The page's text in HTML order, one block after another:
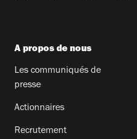
A propos de nous
Les communiqués de
presse
Actionnaires
Recrutement